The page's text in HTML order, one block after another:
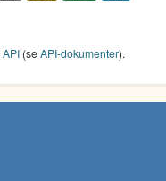
API (seAPI-dokumenter).